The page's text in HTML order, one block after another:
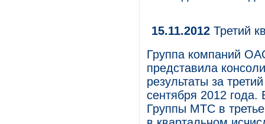
15.11.2012 Третий
Группа компаний
представила
результаты за
сентября 2012 года.
Группы МТС в